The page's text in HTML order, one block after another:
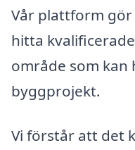
Vår plattform
hitta
område som kan
byggprojekt.
Vi förstår att det